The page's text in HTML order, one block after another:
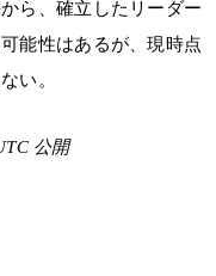
ら、確立したリーダー
能性はあるが、現時点
い。
公開